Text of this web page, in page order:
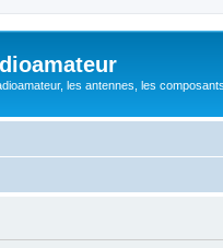
les antennes, les